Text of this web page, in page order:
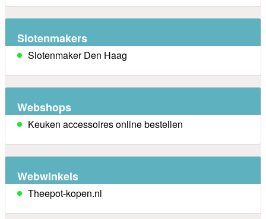
Slotenmakers
Slotenmaker Den Haag
Webshops
Keuken accessoires online bestellen
Webwinkels
Theepot-kopen.nl